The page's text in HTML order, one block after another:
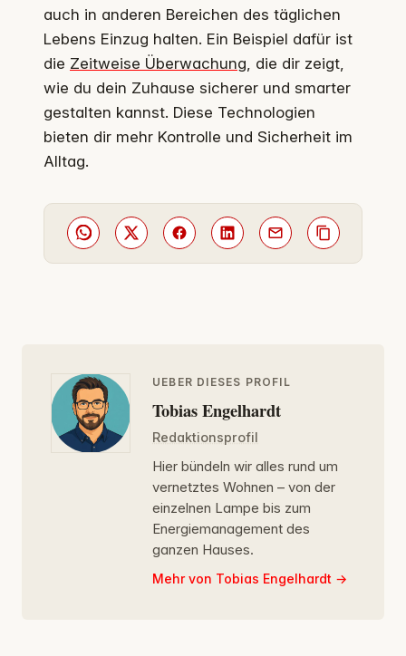
auch in anderen Bereichen des täglichen
Lebens Einzug halten. Ein Beispiel dafür ist
die Zeitweise Überwachung, die dir zeigt,
wie du dein Zuhause sicherer und smarter
gestalten kannst. Diese Technologien
bieten dir mehr Kontrolle und Sicherheit im
Alltag.
UEBER DIESES PROFIL
Tobias Engelhardt
Redaktionsprofil
Hier bündeln wir alles rund um
vernetztes Wohnen – von der
einzelnen Lampe bis zum
Energiemanagement des
ganzen Hauses.
Mehr von Tobias Engelhardt